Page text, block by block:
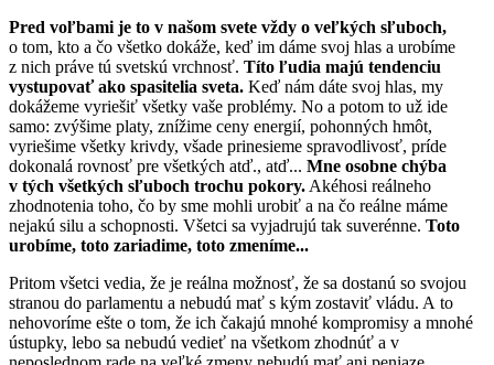
Pred voľbami je to v našom svete vždy o veľkých sľuboch,
o tom, kto a čo všetko dokáže, keď im dáme svoj hlas a urobíme
z nich práve tú svetskú vrchnosť. Títo ľudia majú tendenciu
vystupovať ako spasitelia sveta. Keď nám dáte svoj hlas, my
dokážeme vyriešiť všetky vaše problémy. No a potom to už ide
samo: zvýšime platy, znížime ceny energií, pohonných hmôt,
vyriešime všetky krivdy, všade prinesieme spravodlivosť, príde
dokonalá rovnosť pre všetkých atď., atď... Mne osobne chýba
v tých všetkých sľuboch trochu pokory. Akéhosi reálneho
zhodnotenia toho, čo by sme mohli urobiť a na čo reálne máme
nejakú silu a schopnosti. Všetci sa vyjadrujú tak suverénne. Toto
urobíme, toto zariadime, toto zmeníme...
Pritom všetci vedia, že je reálna možnosť, že sa dostanú so svojou
stranou do parlamentu a nebudú mať s kým zostaviť vládu. A to
nehovoríme ešte o tom, že ich čakajú mnohé kompromisy a mnohé
ústupky, lebo sa nebudú vedieť na všetkom zhodnúť a v